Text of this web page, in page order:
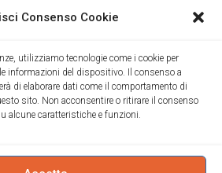
Consenso Cookie
utilizziamo tecnologie come i cookie per
informazioni del dispositivo. Il consenso a
di elaborare dati come il comportamento di
sito. Non acconsentire o ritirare il consenso
alcune caratteristiche e funzioni.
Vincenzo de' Paoli-Diocesi
di Trieste
da Feltre, 11 (chiesa)
Trieste